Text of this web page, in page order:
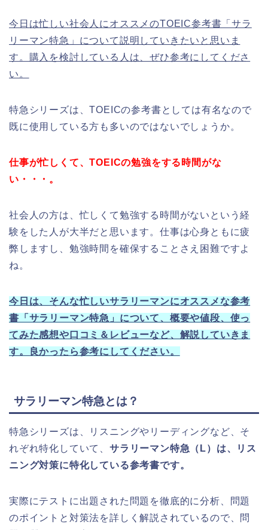
今日は忙しい社会人にオススメのTOEIC参考書「サラ
リーマン特急」について説明していきたいと思いま
す。購入を検討している人は、ぜひ参考にしてくださ
い。
特急シリーズは、TOEICの参考書としては有名なので
既に使用している方も多いのではないでしょうか。
仕事が忙しくて、TOEICの勉強をする時間がな
い・・・。
社会人の方は、忙しくて勉強する時間がないという経
験をした人が大半だと思います。仕事は心身ともに疲
弊しますし、勉強時間を確保することさえ困難ですよ
ね。
今日は、そんな忙しいサラリーマンにオススメな参考
書「サラリーマン特急」について、概要や値段、使っ
てみた感想や口コミ＆レビューなど、解説していきま
す。良かったら参考にしてください。
サラリーマン特急とは？
特急シリーズは、リスニングやリーディングなど、そ
れぞれ特化していて、 サラリーマン特急（L）は、リス
ニング対策に特化している参考書です。
実際にテストに出題された問題を徹底的に分析、問題
のポイントと対策法を詳しく解説されているので、問